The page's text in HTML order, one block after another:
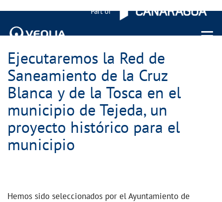
Part of
Menu
Ejecutaremos la Red de
Saneamiento de la Cruz
Blanca y de la Tosca en el
municipio de Tejeda, un
proyecto histórico para el
municipio
Hemos sido seleccionados por el Ayuntamiento de